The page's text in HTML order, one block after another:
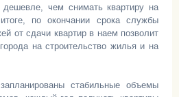
чем снимать квартиру на
по окончании срока службы
от сдачи квартир в наем позволит
на строительство жилья и на
стабильные объемы